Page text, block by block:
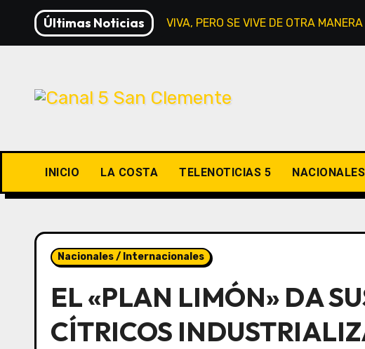
contenido
Últimas Noticias
LA RELIGIÓN SIGUE VIVA, PERO SE VIVE DE OTRA MANERA
INICIO LA COSTA TELENOTICIAS 5
Nacionales / Internacionales
EL «PLAN LIMÓN» DA
CÍTRICOS